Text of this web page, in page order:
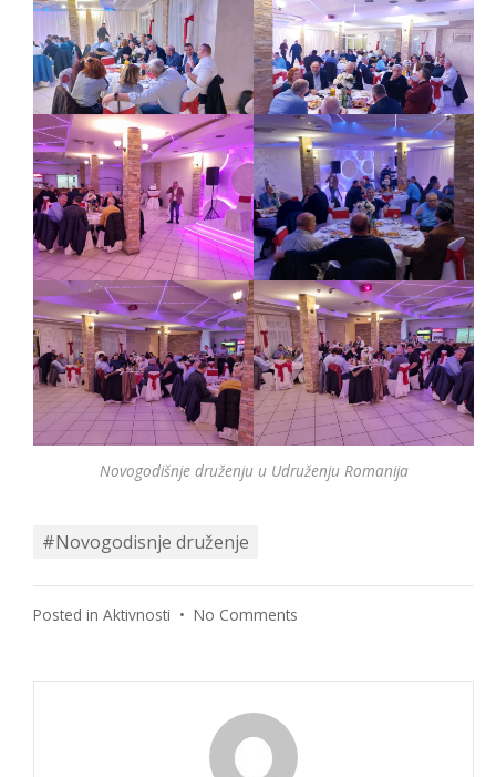
Novogodišnje druženju u Udruženju Romanija
#Novogodisnje druženje
Posted in Aktivnosti • No Comments
Romanija